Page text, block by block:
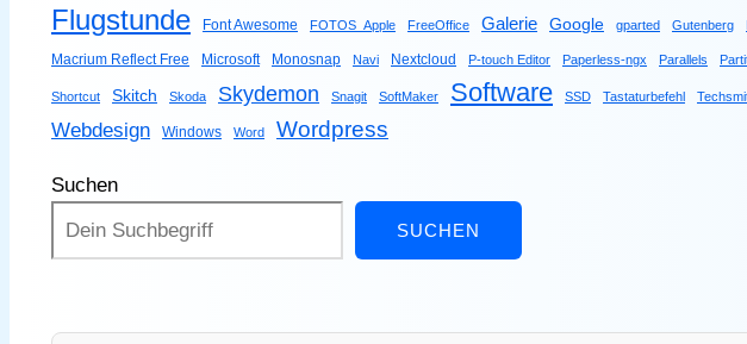
Flugstunde Font Awesome FOTOS_Apple FreeOffice Galerie Google gparted Gutenberg
Macrium Reflect Free Microsoft Monosnap Navi Nextcloud P-touch Editor Paperless-ngx Parallels
Shortcut Skitch Skoda Skydemon Snagit SoftMaker Software SSD Tastaturbefehl
Webdesign Windows Word Wordpress
Suchen
SUCHEN